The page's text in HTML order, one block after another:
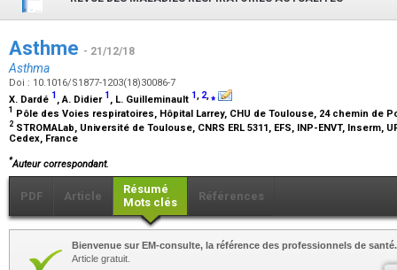
Asthme - 21/12/18
Asthma
Doi : 10.1016/S1877-1203(18)30086-7
X. Dardé 1 , A. Didier 1 , L. Guilleminault 1, 2,⁎
1 Pôle des Voies respiratoires, Hôpital Larrey, CHU de Toulouse, 24 chemin de
2 STROMALab, Université de Toulouse, CNRS ERL 5311, EFS, INP-ENVT, Inserm,
Cedex, France
*Auteur correspondant.
PDF Article
Résumé
Mots clés
Références
Bienvenue sur EM-consulte, la référence des professionnels de santé.
Article gratuit.